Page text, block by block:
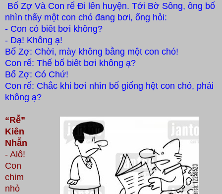
Bố Zợ Và Con rể Đi lên huyện. Tới Bờ Sông, ông bố
nhìn thấy một con chó đang bơi, ổng hỏi:
- Con có biêt bơi không?
- Dạ! Không ạ!
Bố Zợ: Chời, mày không bằng một con chó!
Con rể: Thế bố biêt bơi không ạ?
Bố Zợ: Có Chứ!
Con rể: Chắc khi bơi nhìn bố giống hệt con chó, phải
không ạ?
“Rễ”
Kiên
Nhẫn
- Alô!
Con
chim
nhỏ